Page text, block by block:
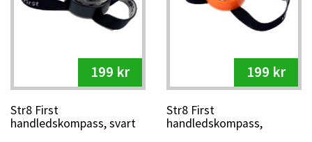
199 kr
Str8 First
handledskompass, svart
199 kr
Str8 First
handledskompass,